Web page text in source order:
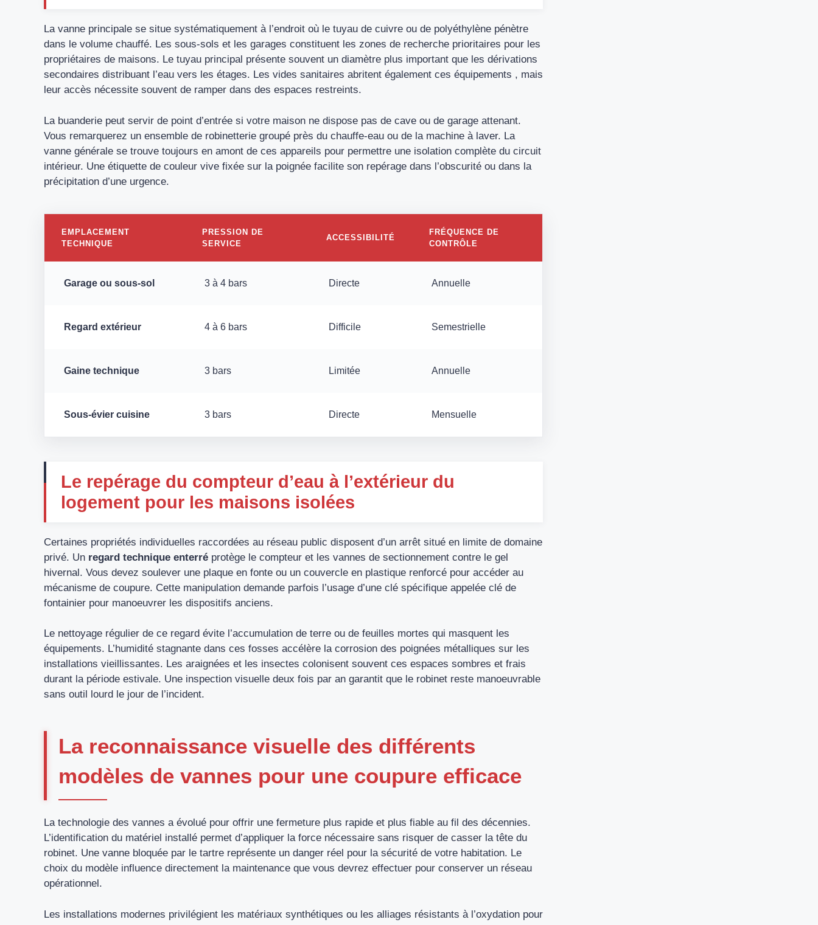
La vanne principale se situe systématiquement à l’endroit où le tuyau de cuivre ou de polyéthylène pénètre
dans le volume chauffé. Les sous-sols et les garages constituent les zones de recherche prioritaires pour les
propriétaires de maisons. Le tuyau principal présente souvent un diamètre plus important que les dérivations
secondaires distribuant l’eau vers les étages. Les vides sanitaires abritent également ces équipements , mais
leur accès nécessite souvent de ramper dans des espaces restreints.
La buanderie peut servir de point d’entrée si votre maison ne dispose pas de cave ou de garage attenant.
Vous remarquerez un ensemble de robinetterie groupé près du chauffe-eau ou de la machine à laver. La
vanne générale se trouve toujours en amont de ces appareils pour permettre une isolation complète du circuit
intérieur. Une étiquette de couleur vive fixée sur la poignée facilite son repérage dans l’obscurité ou dans la
précipitation d’une urgence.
EMPLACEMENT
TECHNIQUE
PRESSION DE
SERVICE
ACCESSIBILITÉ
FRÉQUENCE DE
CONTRÔLE
Garage ou sous-sol 3 à 4 bars Directe Annuelle
Regard extérieur 4 à 6 bars Difficile Semestrielle
Gaine technique 3 bars Limitée Annuelle
Sous-évier cuisine 3 bars Directe Mensuelle
Le repérage du compteur d’eau à l’extérieur du
logement pour les maisons isolées
Certaines propriétés individuelles raccordées au réseau public disposent d’un arrêt situé en limite de domaine
privé. Un regard technique enterré protège le compteur et les vannes de sectionnement contre le gel
hivernal. Vous devez soulever une plaque en fonte ou un couvercle en plastique renforcé pour accéder au
mécanisme de coupure. Cette manipulation demande parfois l’usage d’une clé spécifique appelée clé de
fontainier pour manoeuvrer les dispositifs anciens.
Le nettoyage régulier de ce regard évite l’accumulation de terre ou de feuilles mortes qui masquent les
équipements. L’humidité stagnante dans ces fosses accélère la corrosion des poignées métalliques sur les
installations vieillissantes. Les araignées et les insectes colonisent souvent ces espaces sombres et frais
durant la période estivale. Une inspection visuelle deux fois par an garantit que le robinet reste manoeuvrable
sans outil lourd le jour de l’incident.
La reconnaissance visuelle des différents
modèles de vannes pour une coupure efficace
La technologie des vannes a évolué pour offrir une fermeture plus rapide et plus fiable au fil des décennies.
L’identification du matériel installé permet d’appliquer la force nécessaire sans risquer de casser la tête du
robinet. Une vanne bloquée par le tartre représente un danger réel pour la sécurité de votre habitation. Le
choix du modèle influence directement la maintenance que vous devrez effectuer pour conserver un réseau
opérationnel.
Les installations modernes privilégient les matériaux synthétiques ou les alliages résistants à l’oxydation pour